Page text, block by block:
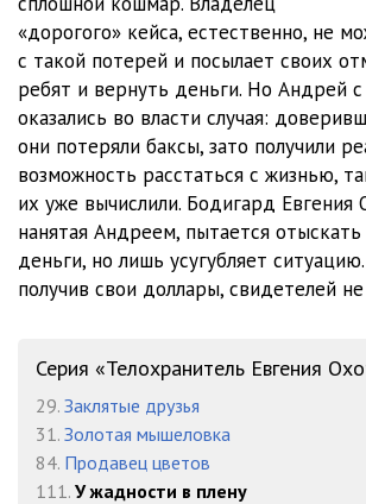
013
014
«дорогого» кейса, естественно, не
с такой потерей и посылает своих
ребят и вернуть деньги. Но Андрей
оказались во власти случая:
они потеряли баксы, зато получили
возможность расстаться с жизнью,
их уже вычислили. Бодигард Евгения
нанятая Андреем, пытается отыскать
деньги, но лишь усугубляет
получив свои доллары, свидетелей
Серия «Телохранитель Евгения
29. Заклятые друзья
31. Золотая мышеловка
84. Продавец цветов
111. У жадности в плену